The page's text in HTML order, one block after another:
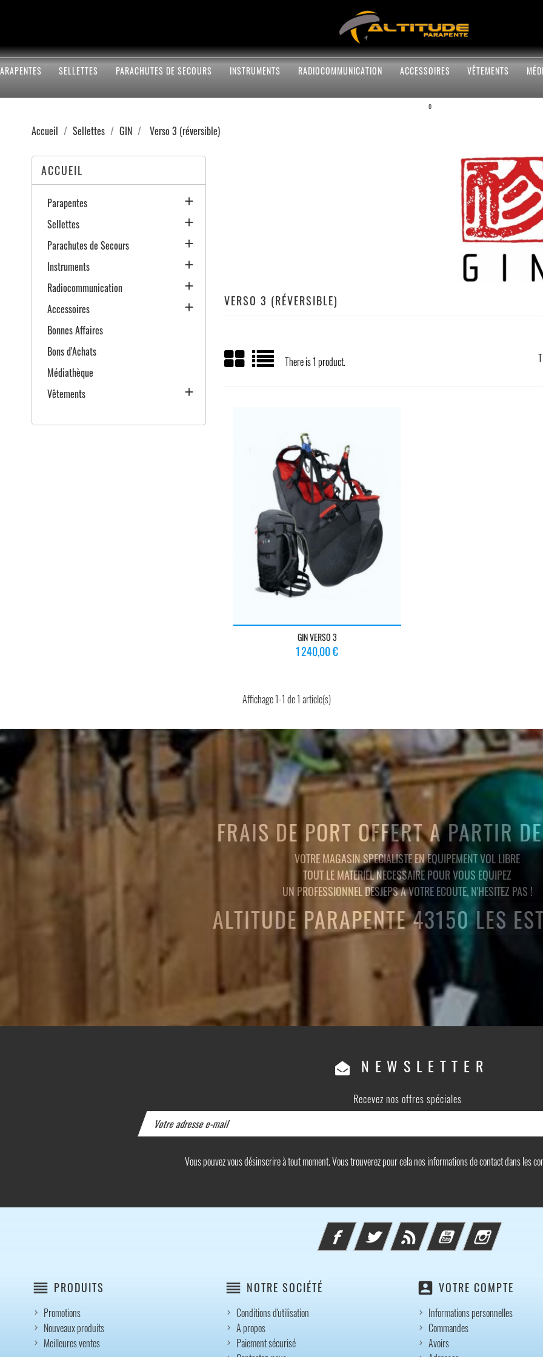
SELLETTES PARACHUTES DE SECOURS INSTRUMENTS RADIOCOMMUNICATION ACCESSOIRES VÊTEMENTS
0
Accueil Sellettes GIN Verso 3 (réversible)
ACCUEIL
Parapentes 
Sellettes 
Parachutes de Secours 
Instruments 
Radiocommunication 
Accessoires 
Bonnes Affaires
Bons d'Achats
Médiathèque
Vêtements

VERSO 3 (RÉVERSIBLE)
There is 1 product.
GIN VERSO 3
Prix
1 240,00 €
Affichage 1-1 de 1 article(s)
FRAIS DE PORT OFFERT A PARTIR
VOTRE MAGASIN SPECIALISTE EN EQUIPEMENT VOL LIBRE
TOUT LE MATERIEL NECESSAIRE POUR VOUS EQUIPEZ
UN PROFESSIONNEL DESJEPS A VOTRE ECOUTE, N'HESITEZ PAS !
ALTITUDE PARAPENTE 43150 LES
NEWSLETTER
Recevez nos offres spéciales
Vous pouvez vous désinscrire à tout moment. Vous trouverez pour cela nos informations de contact dans les
FacebookTwitter Rss YouTube Instagram
reorder PRODUITS
Promotions
Nouveaux produits
Meilleures ventes
reorder NOTRE SOCIÉTÉ
Conditions d'utilisation
A propos
Paiement sécurisé
account_box VOTRE COMPTE
Informations personnelles
Commandes
Avoirs